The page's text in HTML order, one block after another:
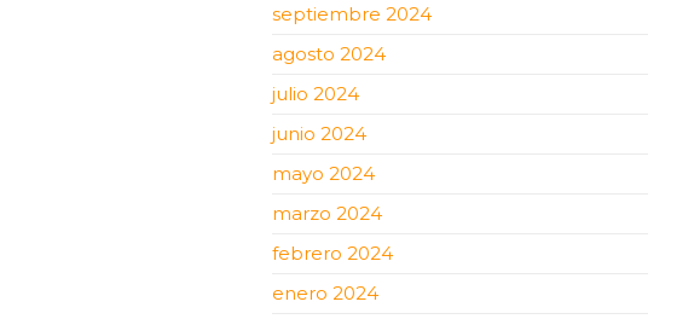
septiembre 2024
agosto 2024
julio 2024
junio 2024
mayo 2024
marzo 2024
febrero 2024
enero 2024